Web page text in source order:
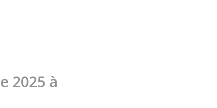
2025 à